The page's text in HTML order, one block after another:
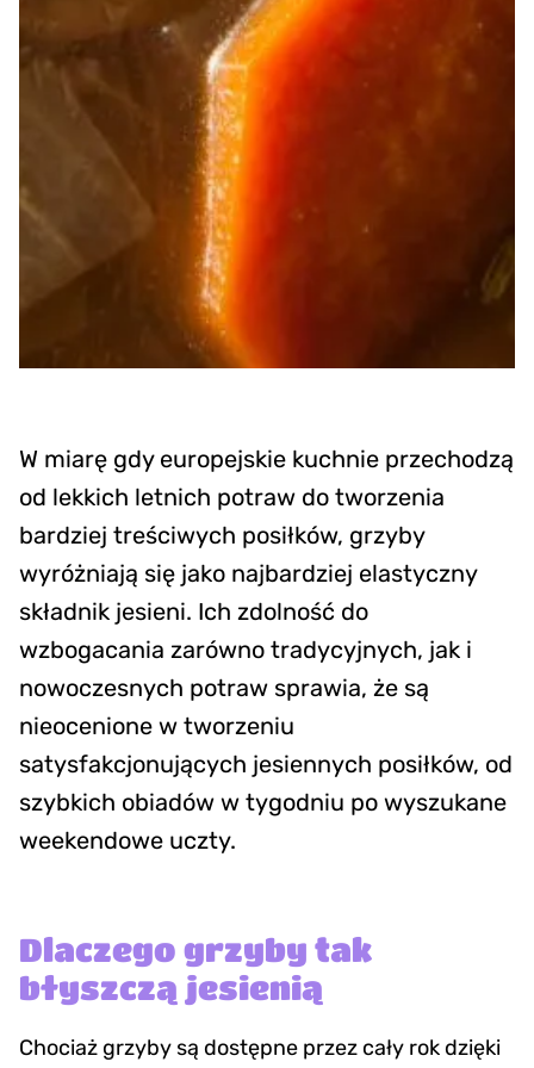
W miarę gdy europejskie kuchnie przechodzą
od lekkich letnich potraw do tworzenia
bardziej treściwych posiłków, grzyby
wyróżniają się jako najbardziej elastyczny
składnik jesieni. Ich zdolność do
wzbogacania zarówno tradycyjnych, jak i
nowoczesnych potraw sprawia, że są
nieocenione w tworzeniu
satysfakcjonujących jesiennych posiłków, od
szybkich obiadów w tygodniu po wyszukane
weekendowe uczty.
Dlaczego grzyby tak
błyszczą jesienią
Chociaż grzyby są dostępne przez cały rok dzięki